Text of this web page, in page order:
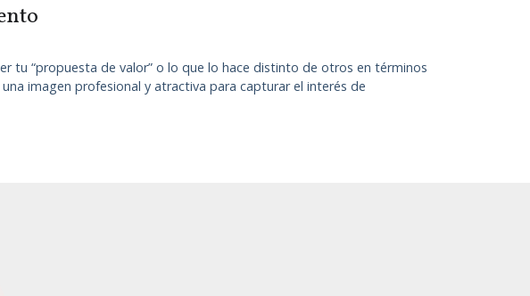
tu “propuesta de valor” o lo que lo hace distinto de otros en términos
imagen profesional y atractiva para capturar el interés de